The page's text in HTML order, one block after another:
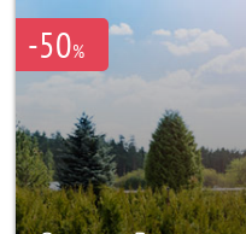
-50%